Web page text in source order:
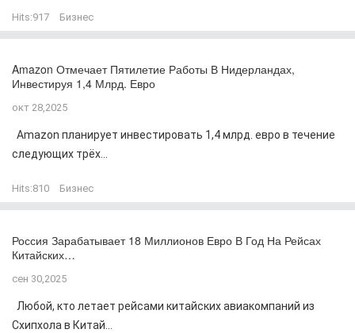
Hits:917 Бизнес
Amazon Отмечает Пятилетие Работы В Нидерландах,
Инвестируя 1,4 Млрд. Евро
окт 28,2025
Amazon планирует инвестировать 1,4 млрд. евро в течение
следующих трёх...
Hits:810 Бизнес
Россия Зарабатывает 18 Миллионов Евро В Год На Рейсах
Китайских…
сен 30,2025
Любой, кто летает рейсами китайских авиакомпаний из
Схипхола в Китай...